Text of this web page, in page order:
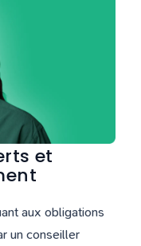
et
aux obligations
un conseiller